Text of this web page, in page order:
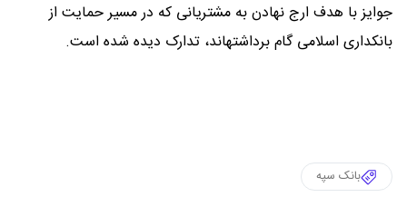
جوایز با هدف ارج نهادن به مشتریانی که در مسیر حمایت از
بانکداری اسلامی گام برداشتهاند، تدارک دیده شده است.
بانک سپه